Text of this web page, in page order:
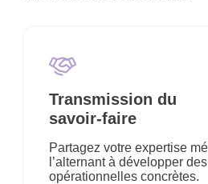
Transmission du
savoir-faire
Partagez votre expertise
l’alternant à développer
opérationnelles concrètes.